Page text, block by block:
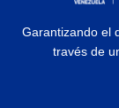
Garantizando el
través de